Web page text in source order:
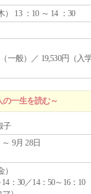
） 13 ：10 ～ 14 ：30
一般）／ 19,530円（入
一生を読む～
子
～ 9月 28日
）
14：30／14：50～16：10